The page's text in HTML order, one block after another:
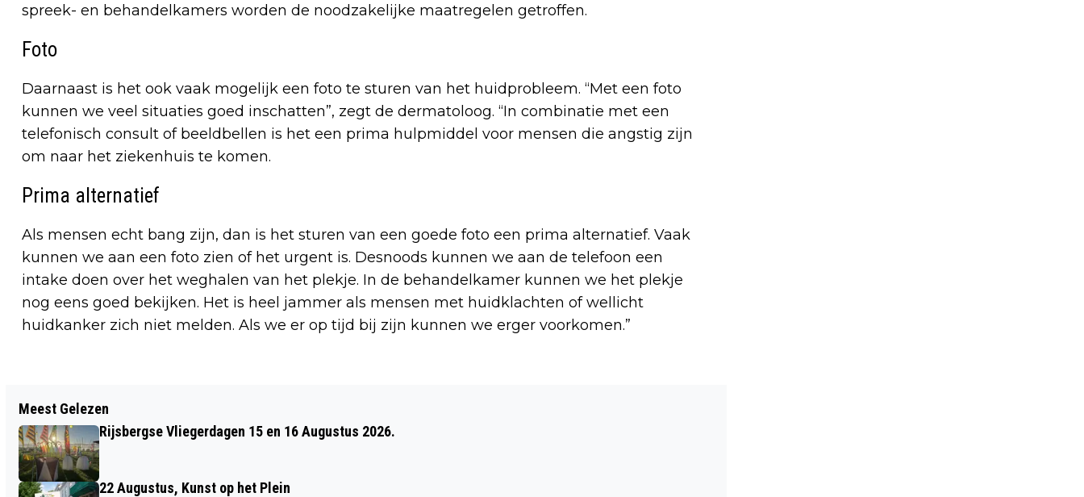
spreek- en behandelkamers worden de noodzakelijke maatregelen getroffen.
Foto
Daarnaast is het ook vaak mogelijk een foto te sturen van het huidprobleem. “Met een foto
kunnen we veel situaties goed inschatten”, zegt de dermatoloog. “In combinatie met een
telefonisch consult of beeldbellen is het een prima hulpmiddel voor mensen die angstig zijn
om naar het ziekenhuis te komen.
Prima alternatief
Als mensen echt bang zijn, dan is het sturen van een goede foto een prima alternatief. Vaak
kunnen we aan een foto zien of het urgent is. Desnoods kunnen we aan de telefoon een
intake doen over het weghalen van het plekje. In de behandelkamer kunnen we het plekje
nog eens goed bekijken. Het is heel jammer als mensen met huidklachten of wellicht
huidkanker zich niet melden. Als we er op tijd bij zijn kunnen we erger voorkomen.”
WEEKENDAFSLUITING KNOOPPUNT
MARKIEZAAT: 16-19 APRIL
IN TRANSITIE NIEUWE CHINOOK
Meest Gelezen
Rijsbergse Vliegerdagen 15 en 16 Augustus 2026.
22 Augustus, Kunst op het Plein